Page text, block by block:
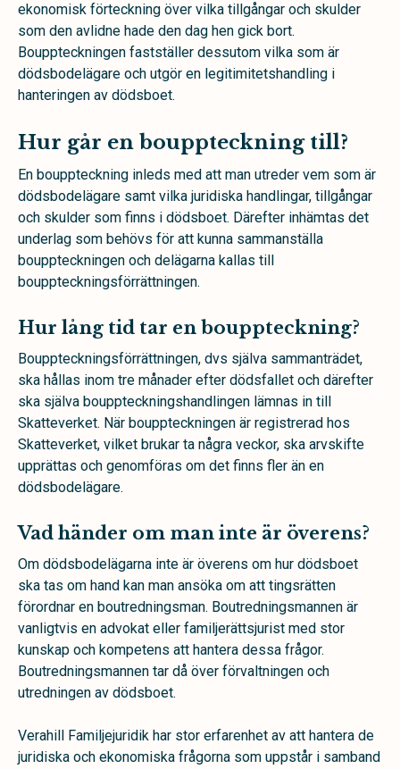
ekonomisk förteckning över vilka tillgångar och skulder
som den avlidne hade den dag hen gick bort.
Bouppteckningen fastställer dessutom vilka som är
dödsbodelägare och utgör en legitimitetshandling i
hanteringen av dödsboet.
Hur går en bouppteckning till?
En bouppteckning inleds med att man utreder vem som är
dödsbodelägare samt vilka juridiska handlingar, tillgångar
och skulder som finns i dödsboet. Därefter inhämtas det
underlag som behövs för att kunna sammanställa
bouppteckningen och delägarna kallas till
bouppteckningsförrättningen.
Hur lång tid tar en bouppteckning?
Bouppteckningsförrättningen, dvs själva sammanträdet,
ska hållas inom tre månader efter dödsfallet och därefter
ska själva bouppteckningshandlingen lämnas in till
Skatteverket. När bouppteckningen är registrerad hos
Skatteverket, vilket brukar ta några veckor, ska arvskifte
upprättas och genomföras om det finns fler än en
dödsbodelägare.
Vad händer om man inte är överens?
Om dödsbodelägarna inte är överens om hur dödsboet
ska tas om hand kan man ansöka om att tingsrätten
förordnar en boutredningsman. Boutredningsmannen är
vanligtvis en advokat eller familjerättsjurist med stor
kunskap och kompetens att hantera dessa frågor.
Boutredningsmannen tar då över förvaltningen och
utredningen av dödsboet.
Verahill Familjejuridik har stor erfarenhet av att hantera de
juridiska och ekonomiska frågorna som uppstår i samband